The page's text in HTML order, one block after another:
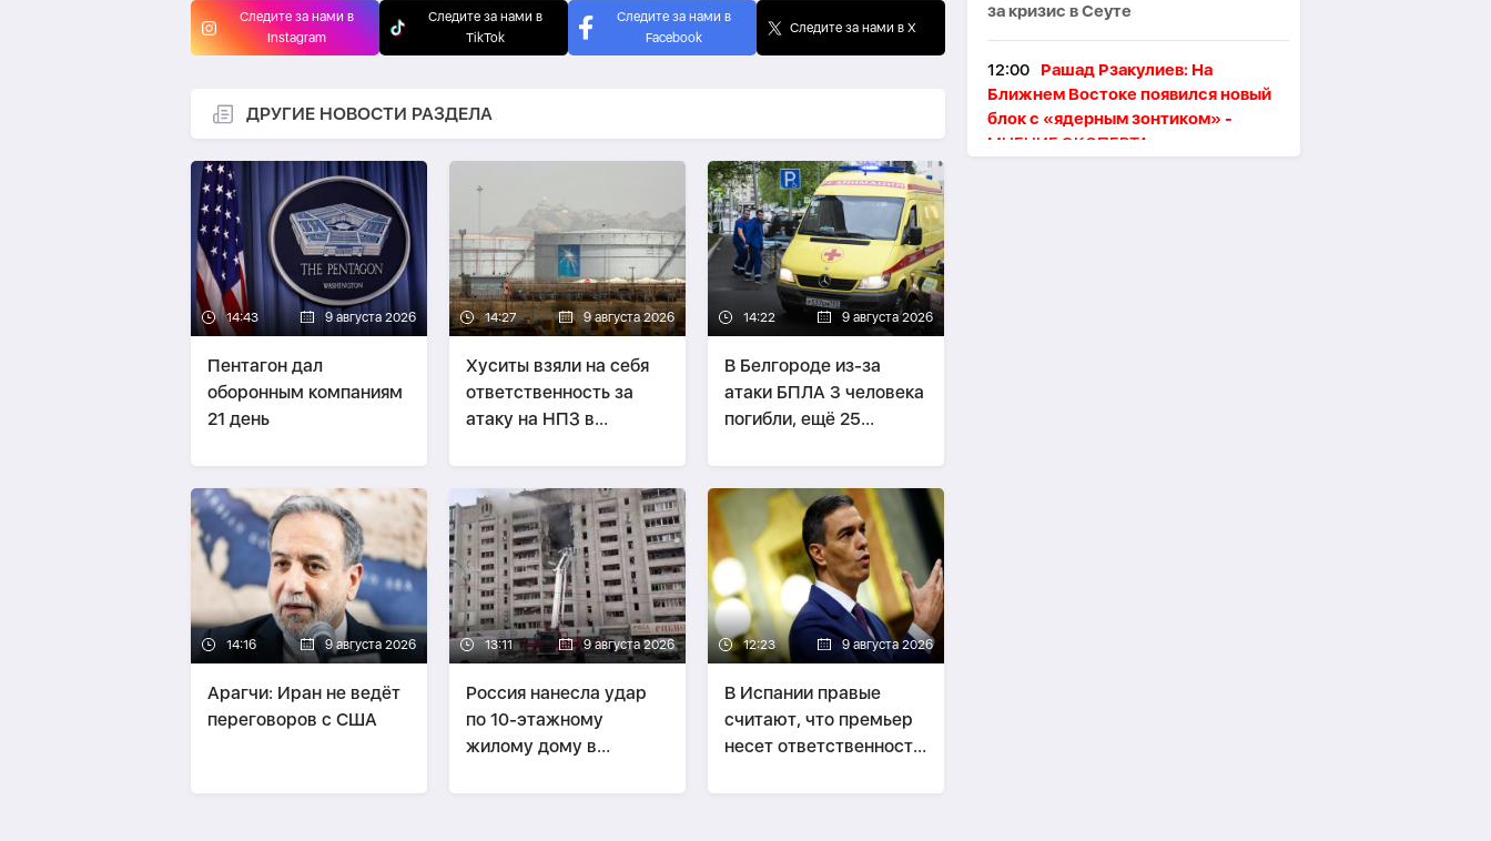
Следите за нами в
Instagram
Следите за нами в
TikTok
Следите за нами в
Facebook
Следите за нами в X
ДРУГИЕ НОВОСТИ РАЗДЕЛА
14:43 9 августа 2026
Пентагон дал
оборонным компаниям
21 день
14:27 9 августа 2026
Хуситы взяли на себя
ответственность за
атаку на НПЗ в
14:22 9 августа 2026
В Белгороде из-за
атаки БПЛА 3 человека
погибли, ещё 25
-ОБНОВЛЕНО
14:16 9 августа 2026
Арагчи: Иран не ведёт
переговоров с США
13:11 9 августа 2026
Россия нанесла удар
по 10-этажному
жилому дому в
погибшие
12:23 9 августа 2026
В Испании правые
считают, что премьер
несет ответственность
за кризис в Сеуте
12:00
Рашад Рзакулиев: На
Ближнем Востоке появился новый
блок с «ядерным зонтиком» -
МНЕНИЕ ЭКСПЕРТА